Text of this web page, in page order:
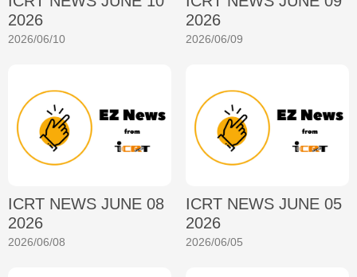
2026
2026/06/10
2026
2026/06/09
ICRT NEWS JUNE 08
2026
2026/06/08
ICRT NEWS JUNE 05
2026
2026/06/05